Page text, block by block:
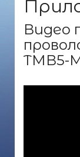
Видео
ТМВ5-